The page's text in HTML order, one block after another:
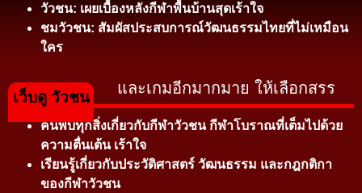
วัวชน: เผยเบื้องหลังกีฬาพื้นบ้านสุดเร้าใจ
ชมวัวชน: สัมผัสประสบการณ์วัฒนธรรมไทยที่ไม่เหมือน
ใคร
และเกมอีกมากมาย ให้เลือกสรร
ค้นพบทุกสิ่งเกี่ยวกับกีฬาวัวชน กีฬาโบราณที่เต็มไปด้วย
ความตื่นเต้น เร้าใจ
เรียนรู้เกี่ยวกับประวัติศาสตร์ วัฒนธรรม และกฎกติกา
ของกีฬาวัวชน
เว็บดู วัวชน